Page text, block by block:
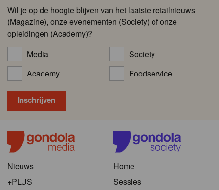
Wil je op de hoogte blijven van het laatste retailnieuws
(Magazine), onze evenementen (Society) of onze
opleidingen (Academy)?
Media
Society
Academy
Foodservice
Nieuws
+PLUS
Home
Sessies